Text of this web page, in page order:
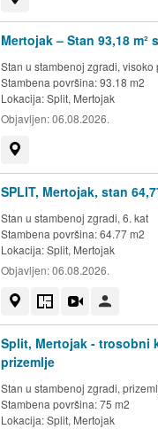
Mertojak – Stan 93,18
Stan u stambenoj zgradi, visoko
Stambena površina: 93.18 m2
Lokacija:Split, Mertojak
Objavljen:06.08.2026.
SPLIT, Mertojak, stan
Stan u stambenoj zgradi, 6. kat
Stambena površina: 64.77 m2
Lokacija:Split, Mertojak
Objavljen:06.08.2026.
Split, Mertojak - trosobni
prizemlje
Stan u stambenoj zgradi,
Stambena površina: 75 m2
Lokacija:Split, Mertojak